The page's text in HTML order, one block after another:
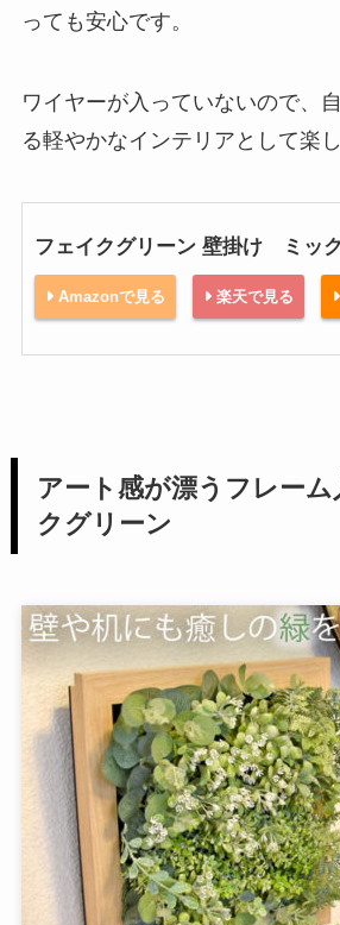
っても安心です。
ワイヤーが入っていないので、
る軽やかなインテリアとして楽
フェイクグリーン 壁掛け ミッ
Amazonで見る 楽天で見る
アート感が漂うフレー
クグリーン